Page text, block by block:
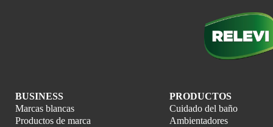
BUSINESS
Marcas blancas
Productos de marca
PRODUCTOS
Cuidado del baño
Ambientadores